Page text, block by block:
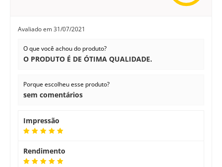
Avaliado em31/07/2021
O que você achou do produto?
O PRODUTO É DE ÓTIMA QUALIDADE.
Porque escolheu esse produto?
sem comentários
Impressão
Rendimento